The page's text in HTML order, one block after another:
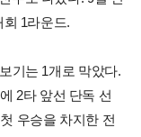
1라운드.
기는 1개로 막았다.
2타 앞선 단독 선
우승을 차지한 전